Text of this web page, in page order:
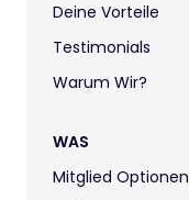
Deine Vorteile
Testimonials
Warum Wir?
WAS
Mitglied Optionen